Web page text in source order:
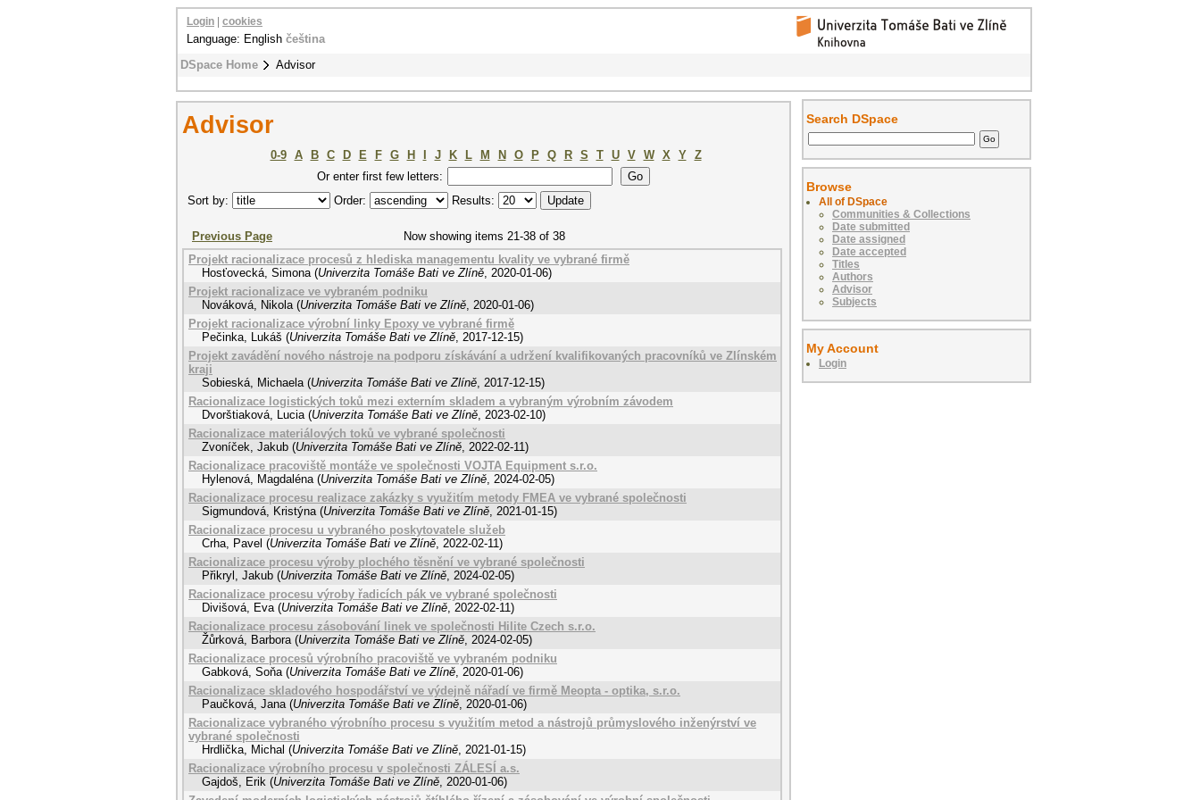
DSpace Home Advisor
Login cookies
Language: English čeština
Advisor
0-9 A B C D E F G H J K L M N O P Q R S T U V W X Y
Z
Or enter first few letters:
Sort by:
Order: Results:
Previous Page
Now showing items 21-38 of 38
Projekt racionalizace procesů z hlediska managementu kvality ve vybrané firmě
Hosťovecká, Simona (Univerzita Tomáše Bati ve Zlíně, 2020-01-06)
Projekt racionalizace ve vybraném podniku
Nováková, Nikola (Univerzita Tomáše Bati ve Zlíně, 2020-01-06)
Projekt racionalizace výrobní linky Epoxy ve vybrané firmě
Pečinka, Lukáš (Univerzita Tomáše Bati ve Zlíně, 2017-12-15)
Projekt zavádění nového nástroje na podporu získávání a udržení kvalifikovaných pracovníků ve Zlínském
kraji
Sobieská, Michaela (Univerzita Tomáše Bati ve Zlíně, 2017-12-15)
Racionalizace logistických toků mezi externím skladem a vybraným výrobním závodem
Dvorštiaková, Lucia (Univerzita Tomáše Bati ve Zlíně, 2023-02-10)
Racionalizace materiálových toků ve vybrané společnosti
Zvoníček, Jakub (Univerzita Tomáše Bati ve Zlíně, 2022-02-11)
Racionalizace pracoviště montáže ve společnosti VOJTA Equipment s.r.o.
Hylenová, Magdaléna (Univerzita Tomáše Bati ve Zlíně, 2024-02-05)
Racionalizace procesu realizace zakázky s využitím metody FMEA ve vybrané společnosti
Sigmundová, Kristýna (Univerzita Tomáše Bati ve Zlíně, 2021-01-15)
Racionalizace procesu u vybraného poskytovatele služeb
Crha, Pavel (Univerzita Tomáše Bati ve Zlíně, 2022-02-11)
Racionalizace procesu výroby plochého těsnění ve vybrané společnosti
Přikryl, Jakub (Univerzita Tomáše Bati ve Zlíně, 2024-02-05)
Racionalizace procesu výroby řadicích pák ve vybrané společnosti
Divišová, Eva (Univerzita Tomáše Bati ve Zlíně, 2022-02-11)
Racionalizace procesu zásobování linek ve společnosti Hilite Czech s.r.o.
Žůrková, Barbora (Univerzita Tomáše Bati ve Zlíně, 2024-02-05)
Racionalizace procesů výrobního pracoviště ve vybraném podniku
Gabková, Soňa (Univerzita Tomáše Bati ve Zlíně, 2020-01-06)
Racionalizace skladového hospodářství ve výdejně nářadí ve firmě Meopta - optika, s.r.o.
Paučková, Jana (Univerzita Tomáše Bati ve Zlíně, 2020-01-06)
Racionalizace vybraného výrobního procesu s využitím metod a nástrojů průmyslového inženýrství ve
vybrané společnosti
Hrdlička, Michal (Univerzita Tomáše Bati ve Zlíně, 2021-01-15)
Racionalizace výrobního procesu v společnosti ZÁLESÍ a.s.
Gajdoš, Erik (Univerzita Tomáše Bati ve Zlíně, 2020-01-06)
Search DSpace
Browse
All of DSpace
Communities & Collections
Date submitted
Date assigned
Date accepted
Titles
Authors
Advisor
Subjects
My Account
Login